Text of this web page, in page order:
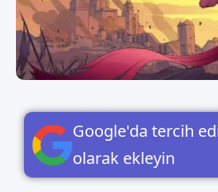
Google'da tercih
olarak ekleyin